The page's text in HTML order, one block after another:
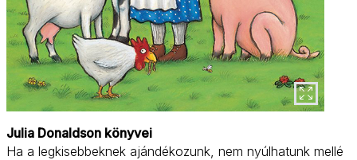
Julia Donaldson könyvei
Ha a legkisebbeknek ajándékozunk, nem nyúlhatunk mellé